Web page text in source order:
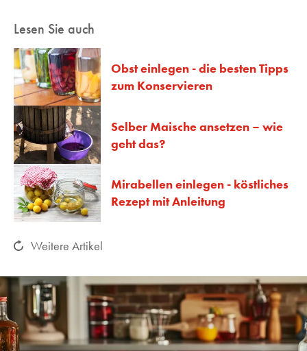
Lesen Sie auch
Obst einlegen - die besten Tipps
zum Konservieren
Selber Maische ansetzen – wie
geht das?
Mirabellen einlegen - köstliches
Rezept mit Anleitung
Weitere Artikel